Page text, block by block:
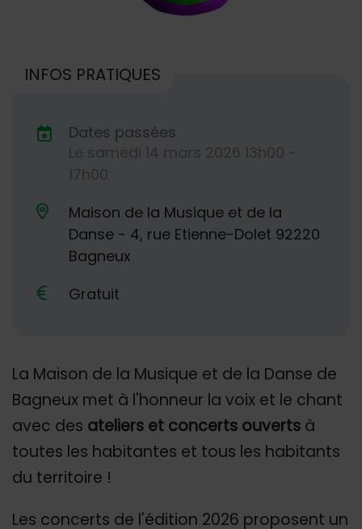
INFOS PRATIQUES
Dates de planification
Dates passées
Le samedi 14 mars 2026 13h00 -
17h00
Lieu alternatif
Maison de la Musique et de la
Danse - 4, rue Etienne-Dolet 92220
Bagneux
Gratuit
La Maison de la Musique et de la Danse de
Bagneux met à l'honneur la voix et le chant
avec des ateliers et concerts ouverts à
toutes les habitantes et tous les habitants
du territoire !
Les concerts de l'édition 2026 proposent un